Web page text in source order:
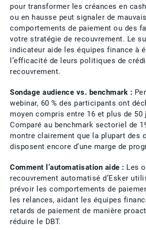
pour transformer les créances en
ou en hausse peut signaler de mauvais
comportements de paiement ou des
votre stratégie de recouvrement. Le
indicateur aide les équipes finance à
l’efficacité de leurs politiques de
recouvrement.
Sondage audience vs. benchmark :
webinar, 60 % des participants ont
moyen compris entre 16 et plus de 50
Comparé au benchmark sectoriel de
montre clairement que la plupart des
disposent encore d’une marge de
Comment l’automatisation aide : Les
recouvrement automatisé d’Esker
prévoir les comportements de
les relances, aidant les équipes
retards de paiement de manière
réduire le DBT.